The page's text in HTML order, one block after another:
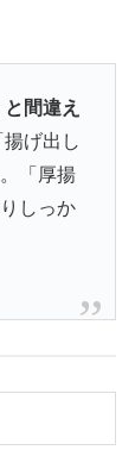
間違え
げ出し
「厚揚
しっか